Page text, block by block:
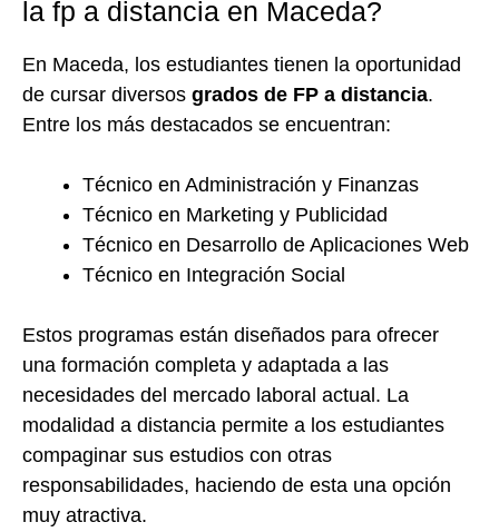
la fp a distancia en Maceda?
En Maceda, los estudiantes tienen la oportunidad
de cursar diversos grados de FP a distancia.
Entre los más destacados se encuentran:
Técnico en Administración y Finanzas
Técnico en Marketing y Publicidad
Técnico en Desarrollo de Aplicaciones Web
Técnico en Integración Social
Estos programas están diseñados para ofrecer
una formación completa y adaptada a las
necesidades del mercado laboral actual. La
modalidad a distancia permite a los estudiantes
compaginar sus estudios con otras
responsabilidades, haciendo de esta una opción
muy atractiva.